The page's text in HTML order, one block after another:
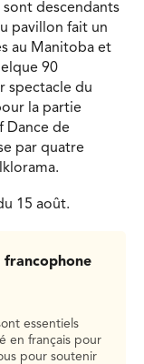
descendants
pavillon fait un
au Manitoba et
90
spectacle du
la partie
Dance de
par quatre
15 août.
francophone
essentiels
en français pour
pour soutenir